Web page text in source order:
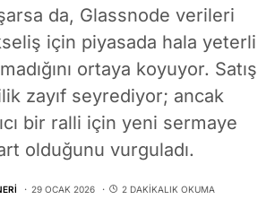
da, Glassnode verileri
için piyasada hala yeterli
ortaya koyuyor. Satış
zayıf seyrediyor; ancak
bir ralli için yeni sermaye
olduğunu vurguladı.
29 OCAK 2026 2 DAKIKALIK OKUMA